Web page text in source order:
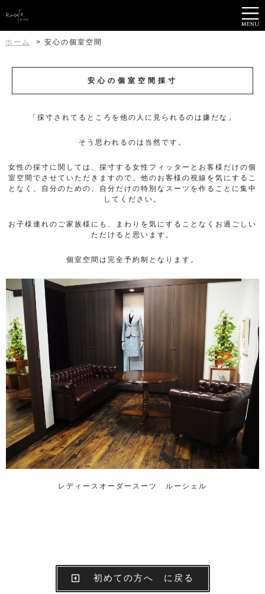
ホーム 安心の個室空間
安心の個室空間採寸
「採寸されてるところを他の人に見られるのは嫌だな」
そう思われるのは当然です。
女性の採寸に関しては、採寸する女性フィッターとお客様だけの個
室空間でさせていただきますので、 他のお客様の視線を気にするこ
となく、自分のための、自分だけの特別なスーツを作ることに集中
してください。
お子様連れのご家族様にも、まわりを気にすることなくお過ごしい
ただけると思います。
個室空間は完全予約制となります。
レディースオーダースーツ ルーシェル
初めての方へ に戻る